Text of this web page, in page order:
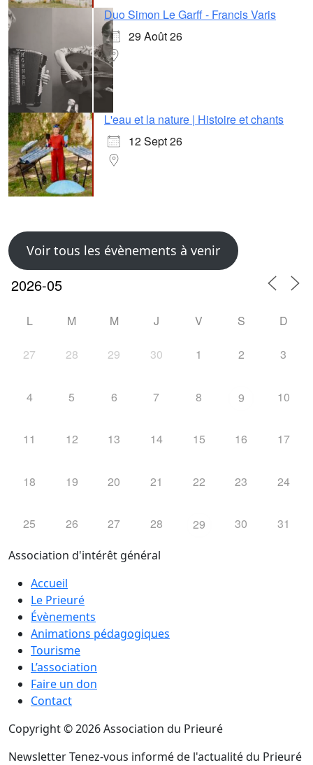
Duo Simon Le Garff - Francis Varis
29 Août 26
L'eau et la nature | Histoire et chants
12 Sept 26
Voir tous les évènements à venir
L M M J V S D
27 28 29 30 1 2 3
4 5 6 7 8 9 10
11 12 13 14 15 16 17
18 19 20 21 22 23 24
25 26 27 28 29 30 31
Association d'intérêt général
Accueil
Le Prieuré
Évènements
Animations pédagogiques
Tourisme
L’association
Faire un don
Contact
Copyright © 2026 Association du Prieuré
NewsletterTenez-vous informé de l'actualité du Prieuré